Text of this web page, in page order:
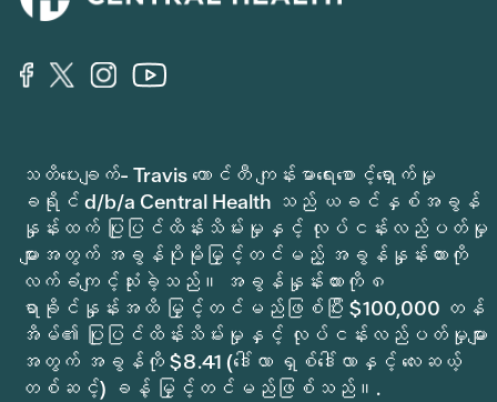
သတိပေးချက်- Travis ကောင်တီ ကျန်းမာရေးစောင့်ရှောက်မှု
ခရိုင် d/b/a Central Health သည် ယခင်နှစ်အခွန်
နှုန်းထက် ပြုပြင်ထိန်းသိမ်းမှုနှင့် လုပ်ငန်းလည်ပတ်မှု
များအတွက် အခွန်ပိုမိုမြှင့်တင်မည့် အခွန်နှုန်းထားကို
လက်ခံကျင့်သုံးခဲ့သည်။ အခွန်နှုန်းထားကို ၈
ရာခိုင်နှုန်းအထိ မြှင့်တင်မည်ဖြစ်ပြီး $100,000 တန်
အိမ်၏ ပြုပြင်ထိန်းသိမ်းမှုနှင့် လုပ်ငန်းလည်ပတ်မှုများ
အတွက် အခွန်ကို $8.41 (ဒေါ်လာ ရှစ်ဒေါ်လာနှင့် လေးဆယ့်
တစ်ဆင့်) ခန့် မြှင့်တင်မည်ဖြစ်သည်။.